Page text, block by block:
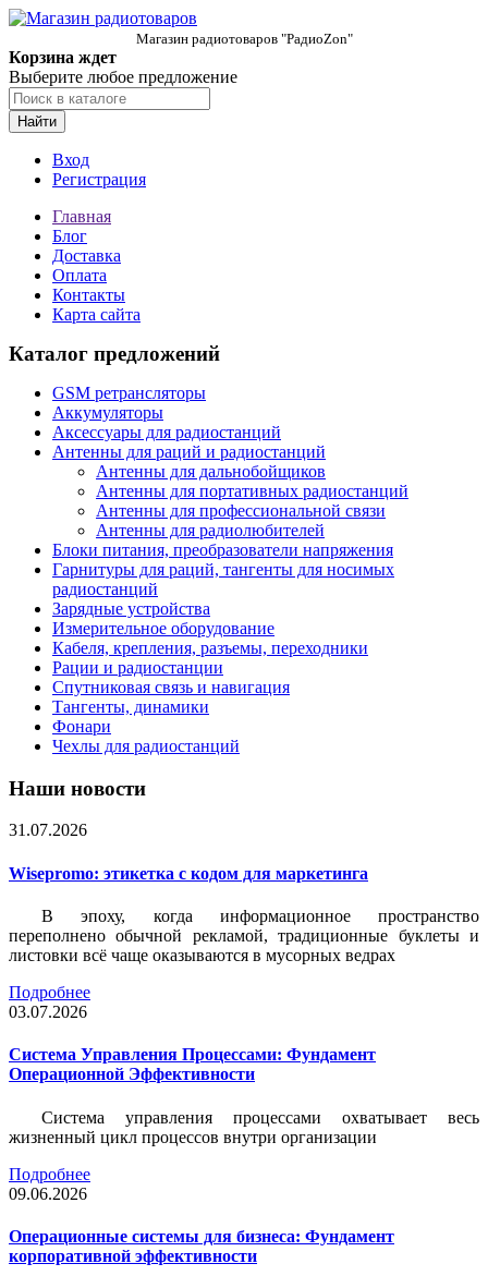
Магазин радиотоваров "РадиоZon"
Корзина ждет
Выберите любое предложение
Найти
Вход
Регистрация
Главная
Блог
Доставка
Оплата
Контакты
Карта сайта
Каталог предложений
GSM ретрансляторы
Аккумуляторы
Аксессуары для радиостанций
Антенны для раций и радиостанций
Антенны для дальнобойщиков
Антенны для портативных радиостанций
Антенны для профессиональной связи
Антенны для радиолюбителей
Блоки питания, преобразователи напряжения
Гарнитуры для раций, тангенты для носимых
радиостанций
Зарядные устройства
Измерительное оборудование
Кабеля, крепления, разъемы, переходники
Рации и радиостанции
Спутниковая связь и навигация
Тангенты, динамики
Фонари
Чехлы для радиостанций
Наши новости
31.07.2026
Wisepromo: этикетка c кодом для маркетинга
В эпоху, когда информационное пространство
переполнено обычной рекламой, традиционные буклеты и
листовки всё чаще оказываются в мусорных ведрах
Подробнее
03.07.2026
Система Управления Процессами: Фундамент
Операционной Эффективности
Система управления процессами охватывает весь
жизненный цикл процессов внутри организации
Подробнее
09.06.2026
Операционные системы для бизнеса: Фундамент
корпоративной эффективности